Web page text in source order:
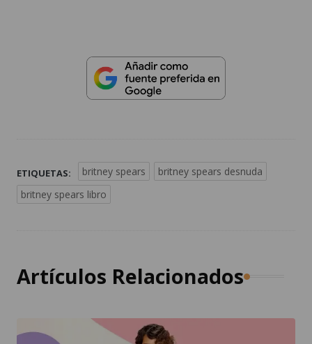
ETIQUETAS: britney spears
britney spears desnuda
britney spears libro
Artículos Relacionados